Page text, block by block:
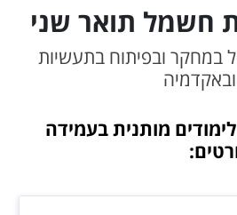
חשמל תואר שני
במחקר ובפיתוח בתעשיות
מותנית בעמידה